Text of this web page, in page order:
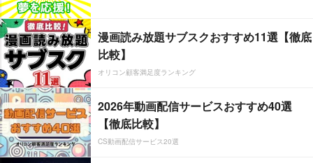
漫画読み放題サブスクおすすめ11選【徹底
比較】
オリコン顧客満足度ランキング
2026年動画配信サービスおすすめ40選
【徹底比較】
CS動画配信サービス20選